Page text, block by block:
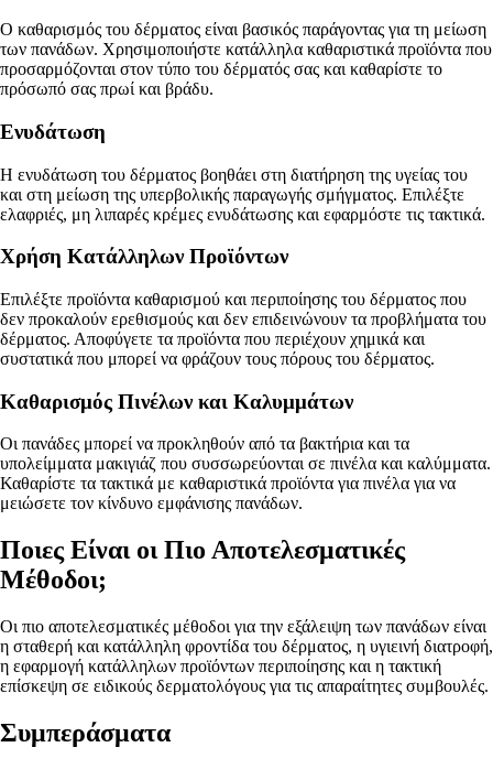
Ο καθαρισμός του δέρματος είναι βασικός παράγοντας για τη μείωση
των πανάδων. Χρησιμοποιήστε κατάλληλα καθαριστικά προϊόντα που
προσαρμόζονται στον τύπο του δέρματός σας και καθαρίστε το
πρόσωπό σας πρωί και βράδυ.
Ενυδάτωση
Η ενυδάτωση του δέρματος βοηθάει στη διατήρηση της υγείας του
και στη μείωση της υπερβολικής παραγωγής σμήγματος. Επιλέξτε
ελαφριές, μη λιπαρές κρέμες ενυδάτωσης και εφαρμόστε τις τακτικά.
Χρήση Κατάλληλων Προϊόντων
Επιλέξτε προϊόντα καθαρισμού και περιποίησης του δέρματος που
δεν προκαλούν ερεθισμούς και δεν επιδεινώνουν τα προβλήματα του
δέρματος. Αποφύγετε τα προϊόντα που περιέχουν χημικά και
συστατικά που μπορεί να φράζουν τους πόρους του δέρματος.
Καθαρισμός Πινέλων και Καλυμμάτων
Οι πανάδες μπορεί να προκληθούν από τα βακτήρια και τα
υπολείμματα μακιγιάζ που συσσωρεύονται σε πινέλα και καλύμματα.
Καθαρίστε τα τακτικά με καθαριστικά προϊόντα για πινέλα για να
μειώσετε τον κίνδυνο εμφάνισης πανάδων.
Ποιες Είναι οι Πιο Αποτελεσματικές
Μέθοδοι;
Οι πιο αποτελεσματικές μέθοδοι για την εξάλειψη των πανάδων είναι
η σταθερή και κατάλληλη φροντίδα του δέρματος, η υγιεινή διατροφή,
η εφαρμογή κατάλληλων προϊόντων περιποίησης και η τακτική
επίσκεψη σε ειδικούς δερματολόγους για τις απαραίτητες συμβουλές.
Συμπεράσματα